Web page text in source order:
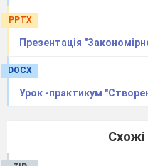
PPTX
Презентація
DOCX
Урок -практикум
Схожі